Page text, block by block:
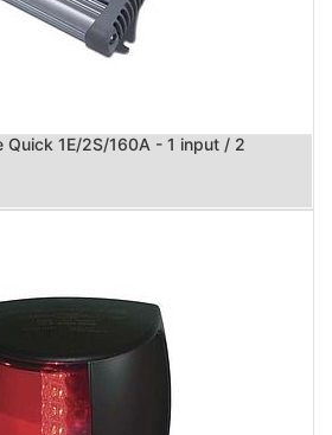
Quick 1E/2S/160A - 1 input / 2